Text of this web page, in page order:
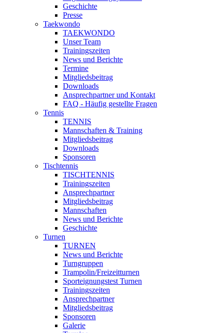
Geschichte
Presse
Taekwondo
TAEKWONDO
Unser Team
Trainingszeiten
News und Berichte
Termine
Mitgliedsbeitrag
Downloads
Ansprechpartner und Kontakt
FAQ - Häufig gestellte Fragen
Tennis
TENNIS
Mannschaften & Training
Mitgliedsbeitrag
Downloads
Sponsoren
Tischtennis
TISCHTENNIS
Trainingszeiten
Ansprechpartner
Mitgliedsbeitrag
Mannschaften
News und Berichte
Geschichte
Turnen
TURNEN
News und Berichte
Turngruppen
Trampolin/Freizeitturnen
Sporteignungstest Turnen
Trainingszeiten
Ansprechpartner
Mitgliedsbeitrag
Sponsoren
Galerie